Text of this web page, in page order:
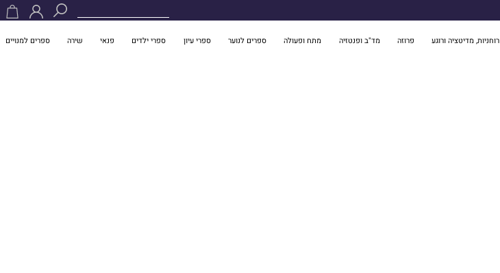
רוחניות, מדיטציה ורוגע פרוזה מד"ב ופנטזיה מתח ופעולה ספרים לנוער ספרי עיון ספרי ילדים פנאי שירה ספרים למנויים